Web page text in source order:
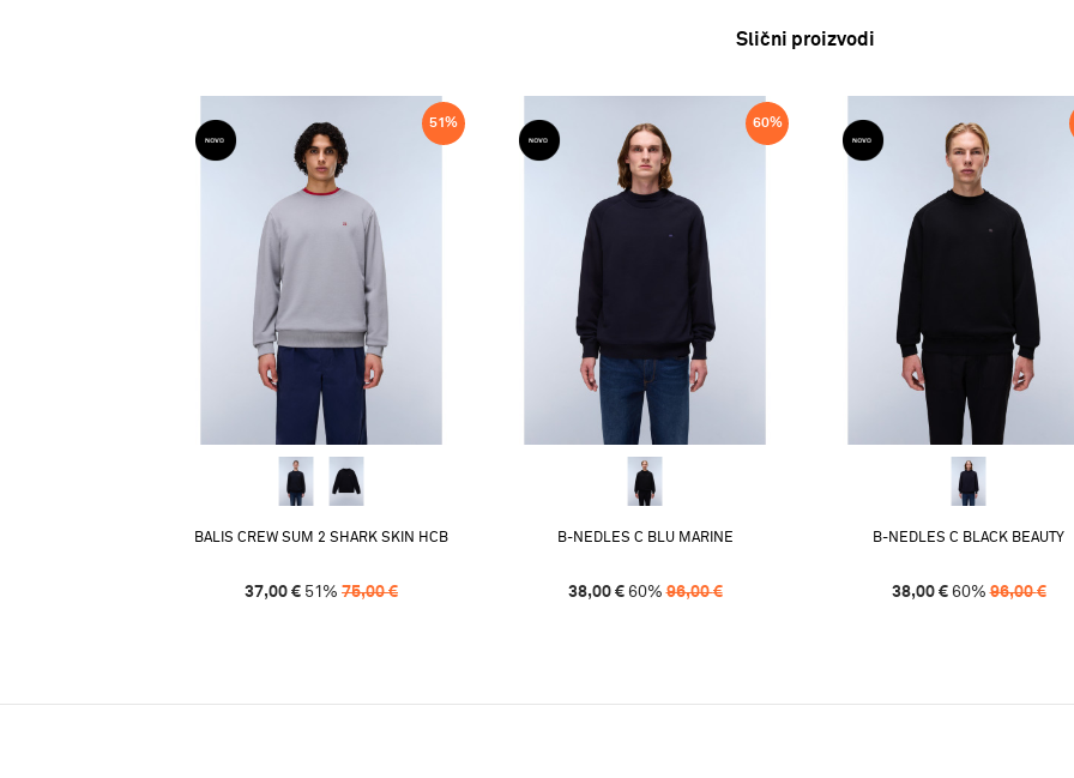
Slični proizvodi
51%
BALIS CREW SUM 2 SHARK SKIN HCB
37,00 € 51 % 75,00€
60%
B-NEDLES C BLU MARINE
38,00 € 60% 96,00€
B-NEDLES C BLACK BEAUTY
38,00 € 60% 96,00€